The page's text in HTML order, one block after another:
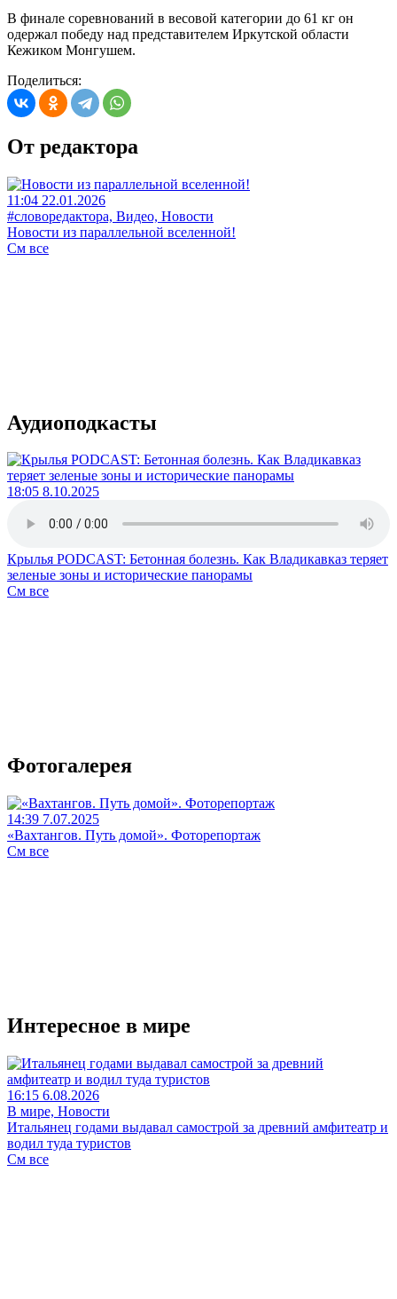
В финале соревнований в весовой категории до 61 кг он
одержал победу над представителем Иркутской области
Кежиком Монгушем.
Поделиться:
От редактора
11:04 22.01.2026
#словоредактора, Видео, Новости
Новости из параллельной вселенной!
См все
Аудиоподкасты
18:05 8.10.2025
Крылья PODCAST: Бетонная болезнь. Как Владикавказ теряет
зеленые зоны и исторические панорамы
См все
Фотогалерея
14:39 7.07.2025
«Вахтангов. Путь домой». Фоторепортаж
См все
Интересное в мире
16:15 6.08.2026
В мире, Новости
Итальянец годами выдавал самострой за древний амфитеатр и
водил туда туристов
См все